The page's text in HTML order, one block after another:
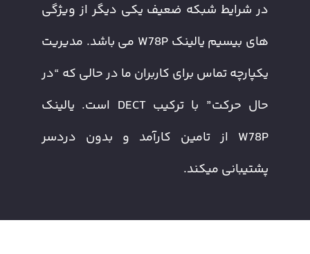
در شرایط شبکه ضعیف یکی دیگر از ویژگی
های بیسیم یالینک W78P می باشد. مدیریت
یکپارچه تماس برای کاربران ما در حالی که “در
حال حرکت” با ترکیب DECT است. یالینک
W78P از تامین کارآمد و بدون دردسر
پشتیبانی میکند.